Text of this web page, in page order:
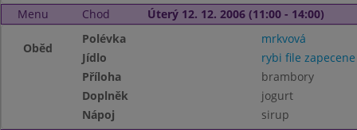
Menu
Chod Úterý 12. 12. 2006 (11:00 - 14:00)
Oběd
Polévka
mrkvová
Jídlo
rybi file zapecene
Příloha
brambory
Doplněk
jogurt
Nápoj
sirup